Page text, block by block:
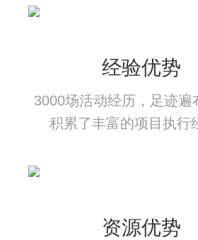
经验优势
3000场活动经历，足迹遍
积累了丰富的项目执行
资源优势